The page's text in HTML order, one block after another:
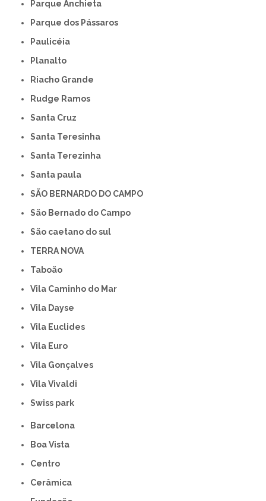
Parque Anchieta
Parque dos Pássaros
Paulicéia
Planalto
Riacho Grande
Rudge Ramos
Santa Cruz
Santa Teresinha
Santa Terezinha
Santa paula
SÃO BERNARDO DO CAMPO
São Bernado do Campo
São caetano do sul
TERRA NOVA
Taboão
Vila Caminho do Mar
Vila Dayse
Vila Euclides
Vila Euro
Vila Gonçalves
Vila Vivaldi
swiss park
Barcelona
Boa Vista
Centro
Cerâmica